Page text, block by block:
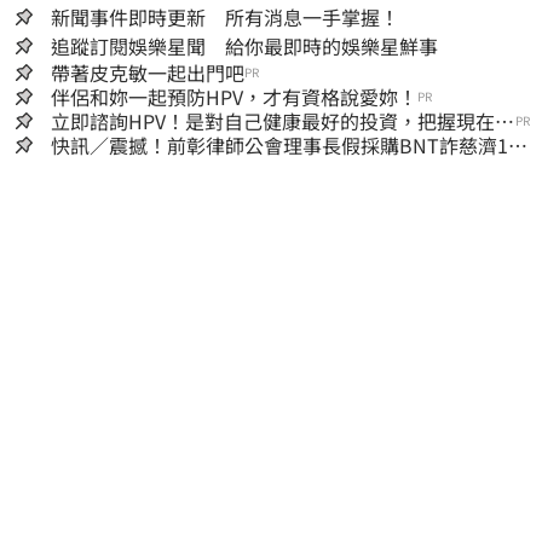
新聞事件即時更新 所有消息一手掌握！
追蹤訂閱娛樂星聞 給你最即時的娛樂星鮮事
帶著皮克敏一起出門吧PR
伴侶和妳一起預防HPV，才有資格說愛妳！ PR
立即諮詢HPV！是對自己健康最好的投資，把握現在不
嫌晚！
PR
快訊／震撼！前彰律師公會理事長假採購BNT詐慈濟10